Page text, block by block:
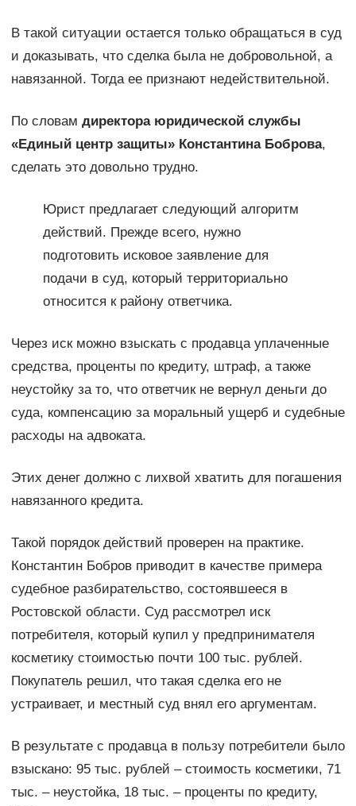
В такой ситуации остается только обращаться в суд
и доказывать, что сделка была не добровольной, а
навязанной. Тогда ее признают недействительной.
По словам директора юридической службы
«Единый центр защиты» Константина Боброва,
сделать это довольно трудно.
Юрист предлагает следующий алгоритм
действий. Прежде всего, нужно
подготовить исковое заявление для
подачи в суд, который территориально
относится к району ответчика.
Через иск можно взыскать с продавца уплаченные
средства, проценты по кредиту, штраф, а также
неустойку за то, что ответчик не вернул деньги до
суда, компенсацию за моральный ущерб и судебные
расходы на адвоката.
Этих денег должно с лихвой хватить для погашения
навязанного кредита.
Такой порядок действий проверен на практике.
Константин Бобров приводит в качестве примера
судебное разбирательство, состоявшееся в
Ростовской области. Суд рассмотрел иск
потребителя, который купил у предпринимателя
косметику стоимостью почти 100 тыс. рублей.
Покупатель решил, что такая сделка его не
устраивает, и местный суд внял его аргументам.
В результате с продавца в пользу потребители было
взыскано: 95 тыс. рублей – стоимость косметики, 71
тыс. – неустойка, 18 тыс. – проценты по кредиту,